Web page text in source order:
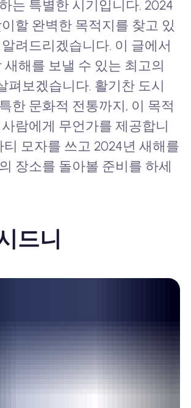
는 특별한 시기입니다. 2024
할 완벽한 목적지를 찾고 있
려드리겠습니다. 이 글에서
새해를 보낼 수 있는 최고의
펴보겠습니다. 활기찬 도시
한 문화적 전통까지, 이 목적
람에게 무언가를 제공합니
티 모자를 쓰고 2024년 새해를
장소를 돌아볼 준비를 하세
드니